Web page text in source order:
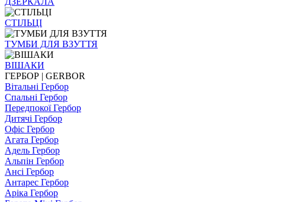
СТІЛЬЦI
ТУМБИ ДЛЯ ВЗУТТЯ
ВІШАКИ
ГЕРБОР | GERBOR
Вітальні Гербор
Спальні Гербор
Передпокої Гербор
Дитячі Гербор
Офіс Гербор
Агата Гербор
Адель Гербор
Альпін Гербор
Ансі Гербор
Антарес Гербор
Аріка Гербор